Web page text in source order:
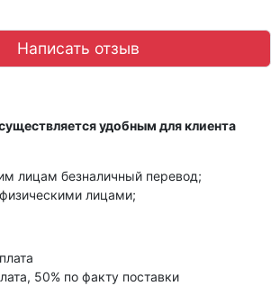
Написать отзыв
удобным для клиента
лицам безналичный перевод;
лицами;
50% по факту поставки